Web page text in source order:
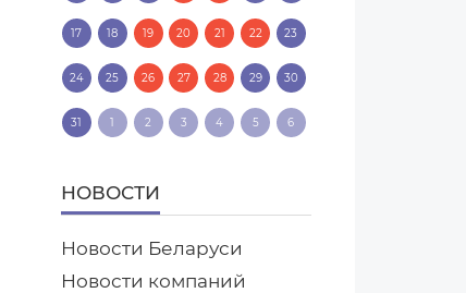
17 18 19 20 21 22 23
24 25 26 27 28 29 30
31 1 2 3 4 5 6
НОВОСТИ
Новости Беларуси
Новости компаний